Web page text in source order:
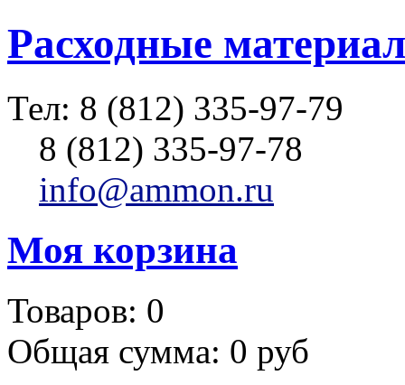
Расходные
Тел: 8 (812) 335-97-79
8 (812) 335-97-78
info@ammon.ru
Моя корзина
Товаров: 0
Общая сумма: 0 руб